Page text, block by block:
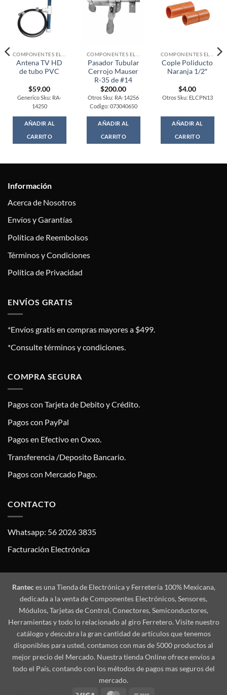
Antena TV HD
de tubo PVC
$59.00
Generico Sku: RA-
14250
AÑADIR AL
CARRITO
Pasador Tubular
Cerrojo Mauser
R-35 de #14
$200.00
Otros Sku: RA-14256
Codigo: 073040650
AÑADIR AL
CARRITO
Cople Poliducto
Naranja 1/2″
$4.00
Otros Sku: ELCPN13
AÑADIR AL
CARRITO
Información
Acerca de Nosotros
Envíos y Garantías
Política de Reembolsos
Términos y Condiciones
Política de Privacidad
ENVÍOS GRATIS
*Envíos gratis en compras mayores a $499.
*Consulte términos y condiciones.
COMPRA SEGURA
Pagos con Tarjeta de Debito y Crédito.
Pagos con PayPal
Pagos en Efectivo en Oxxo.
Transferencia /Deposito Bancario.
Pagos con Mercado Pago.
CONTACTO
Whatsapp: 56 2026 3835
Facturación Electrónica
Ranteces una Tienda de Electrónica y Ferretería 100% Mexicana,
dedicada a la venta de Componentes Electrónicos, Sensores,
Módulos, Tarjetas de Control, Conectores, Semiconductores,
Herramientas y todo lo relacionado al giro Ferretero. Visite nuestro
catálogo y descubra la gran cantidad de artículos que tenemos
disponibles para usted, contamos con mas de 5000 productos al
mejor precio del Mercado. Nuestra tienda Online ofrece envíos a
todo el País, contando con los métodos de pagos mas seguros del
mercado.